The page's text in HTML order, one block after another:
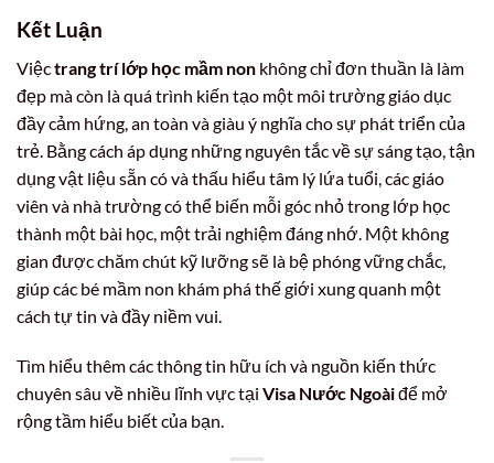
Kết Luận
Việctrang trí lớp học mầm non không chỉ đơn thuần là làm
đẹp mà còn là quá trình kiến tạo một môi trường giáo dục
đầy cảm hứng, an toàn và giàu ý nghĩa cho sự phát triển của
trẻ. Bằng cách áp dụng những nguyên tắc về sự sáng tạo, tận
dụng vật liệu sẵn có và thấu hiểu tâm lý lứa tuổi, các giáo
viên và nhà trường có thể biến mỗi góc nhỏ trong lớp học
thành một bài học, một trải nghiệm đáng nhớ. Một không
gian được chăm chút kỹ lưỡng sẽ là bệ phóng vững chắc,
giúp các bé mầm non khám phá thế giới xung quanh một
cách tự tin và đầy niềm vui.
Tìm hiểu thêm các thông tin hữu ích và nguồn kiến thức
chuyên sâu về nhiều lĩnh vực tại Visa Nước Ngoàiđể mở
rộng tầm hiểu biết của bạn.